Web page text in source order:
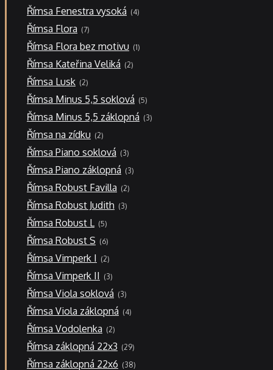
Římsa Fenestra vysoká 44
produkty
Římsa Flora 77
produktů
Římsa Flora bez motivu 11
produkt
Římsa Kateřina Veliká 22
produkty
Římsa Lusk 22
produkty
Římsa Minus 5,5 soklová 55
produktů
Římsa Minus 5,5 záklopná 33
produkty
Římsa na zídku 22
produkty
Římsa Piano soklová 33
produkty
Římsa Piano záklopná 33
produkty
Římsa Robust Favilla 22
produkty
Římsa Robust Judith 33
produkty
Římsa Robust L 55
produktů
Římsa Robust S 66
produktů
Římsa Vimperk I 22
produkty
Římsa Vimperk II 33
produkty
Římsa Viola soklová 33
produkty
Římsa Viola záklopná 44
produkty
Římsa Vodolenka 22
produkty
Římsa záklopná 22x3 2929
produktů
Římsa záklopná 22x6 3838